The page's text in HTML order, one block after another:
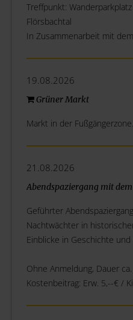
Treffpunkt:
Flörsbachtal
In Zusammenarbeit mit
19.08.2026
Grüner Markt
Markt in der Fußgängerzone.
21.08.2026
Abendspaziergang mit
Geführter
Nachtwächter in
Einblicke in Geschichte
Ohne Anmeldung, Dauer
Kostenbeitrag: Erw. 5,--€ /